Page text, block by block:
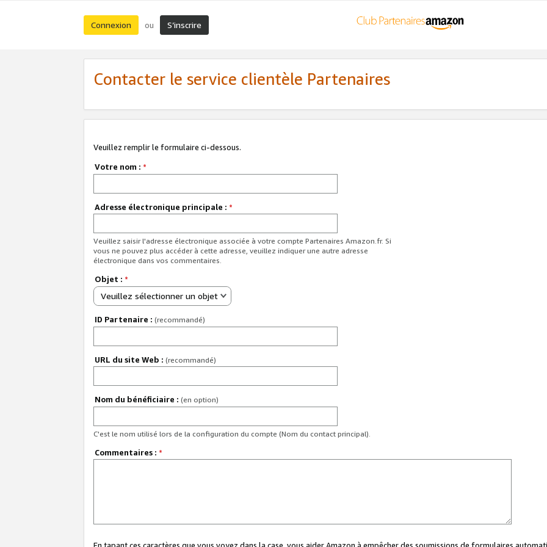
Connexion ou S’inscrire
Contacter le service clientèle Partenaires
Veuillez remplir le formulaire ci-dessous.
Votre nom : *
Adresse électronique principale : *
Veuillez saisir l'adresse électronique associée à votre compte Partenaires Amazon.fr. Si
vous ne pouvez plus accéder à cette adresse, veuillez indiquer une autre adresse
électronique dans vos commentaires.
Objet : *
Veuillez sélectionner un objet
ID Partenaire : (recommandé)
URL du site Web : (recommandé)
Nom du bénéficiaire : (en option)
C'est le nom utilisé lors de la configuration du compte (Nom du contact principal).
Commentaires : *